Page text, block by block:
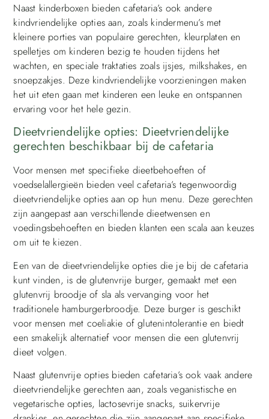
Naast kinderboxen bieden cafetaria’s ook andere
kindvriendelijke opties aan, zoals kindermenu’s met
kleinere porties van populaire gerechten, kleurplaten en
spelletjes om kinderen bezig te houden tijdens het
wachten, en speciale traktaties zoals ijsjes, milkshakes, en
snoepzakjes. Deze kindvriendelijke voorzieningen maken
het uit eten gaan met kinderen een leuke en ontspannen
ervaring voor het hele gezin.
Dieetvriendelijke opties: Dieetvriendelijke
gerechten beschikbaar bij de cafetaria
Voor mensen met specifieke dieetbehoeften of
voedselallergieën bieden veel cafetaria’s tegenwoordig
dieetvriendelijke opties aan op hun menu. Deze gerechten
zijn aangepast aan verschillende dieetwensen en
voedingsbehoeften en bieden klanten een scala aan keuzes
om uit te kiezen.
Een van de dieetvriendelijke opties die je bij de cafetaria
kunt vinden, is de glutenvrije burger, gemaakt met een
glutenvrij broodje of sla als vervanging voor het
traditionele hamburgerbroodje. Deze burger is geschikt
voor mensen met coeliakie of glutenintolerantie en biedt
een smakelijk alternatief voor mensen die een glutenvrij
dieet volgen.
Naast glutenvrije opties bieden cafetaria’s ook vaak andere
dieetvriendelijke gerechten aan, zoals veganistische en
vegetarische opties, lactosevrije snacks, suikervrije